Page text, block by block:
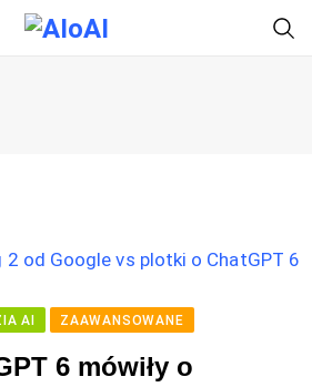
AI ZAAWANSOWANE
6 mówiły o